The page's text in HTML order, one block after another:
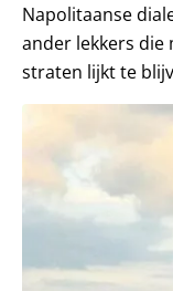
Napolitaanse
ander lekkers die
straten lijkt te